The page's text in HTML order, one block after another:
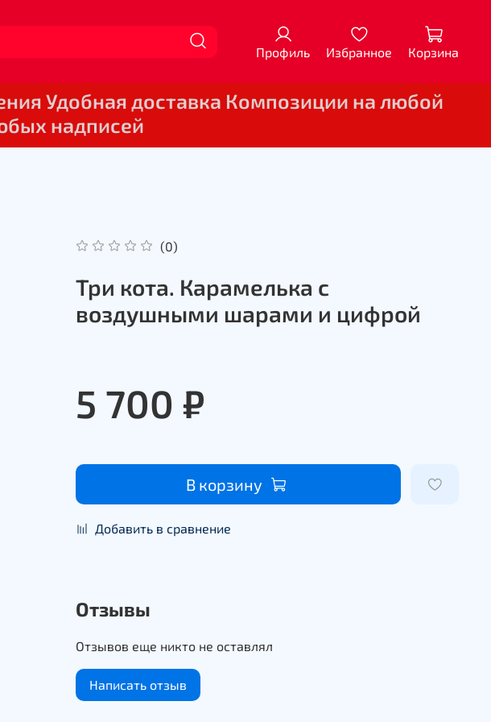
Профиль Избранное Корзина
Удобная доставка Композиции на любой
надписей
(0)
Три кота. Карамелька с
воздушными шарами и цифрой
5 700 ₽
В корзину
Добавить в сравнение
Отзывы
Отзывов еще никто не оставлял
Написать отзыв